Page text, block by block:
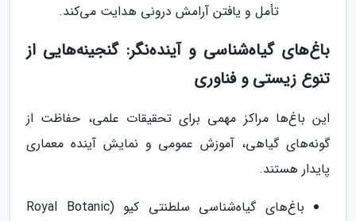
تأمل و یافتن آرامش درونی هدایت می‌کند.
باغ‌های گیاه‌شناسی و آینده‌نگر: گنجینه‌هایی از
تنوع زیستی و فناوری
این باغ‌ها مراکز مهمی برای تحقیقات علمی، حفاظت از
گونه‌های گیاهی، آموزش عمومی و نمایش آینده معماری
پایدار هستند.
باغ‌های گیاه‌شناسی سلطنتی کیو (Royal Botanic